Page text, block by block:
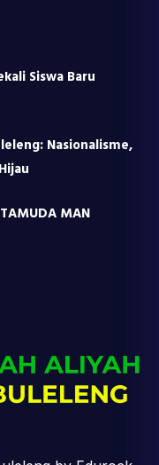
Siswa Baru
Nasionalisme,
MAN